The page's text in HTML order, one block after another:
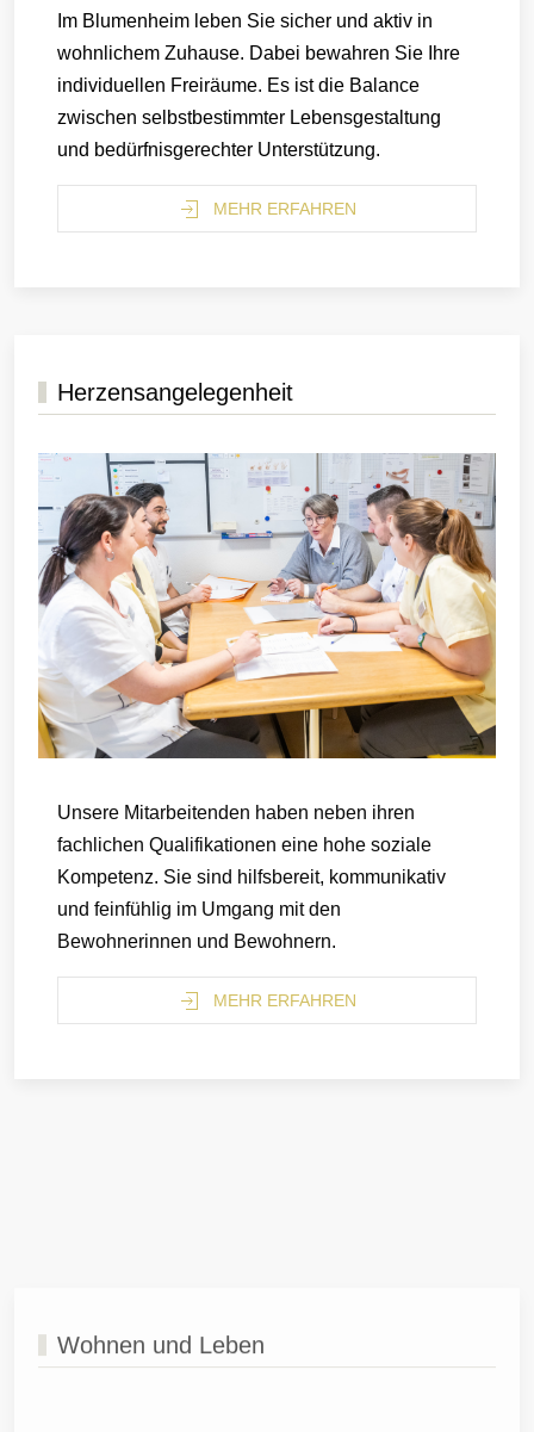
Im Blumenheim leben Sie sicher und aktiv in
wohnlichem Zuhause. Dabei bewahren Sie Ihre
individuellen Freiräume. Es ist die Balance
zwischen selbstbestimmter Lebensgestaltung
und bedürfnisgerechter Unterstützung.
MEHR ERFAHREN
Herzensangelegenheit
Unsere Mitarbeitenden haben neben ihren
fachlichen Qualifikationen eine hohe soziale
Kompetenz. Sie sind hilfsbereit, kommunikativ
und feinfühlig im Umgang mit den
Bewohnerinnen und Bewohnern.
MEHR ERFAHREN
Den Bewohnerinnen und Bewohnern des
Alterszentrum Blumenheim soll es nach